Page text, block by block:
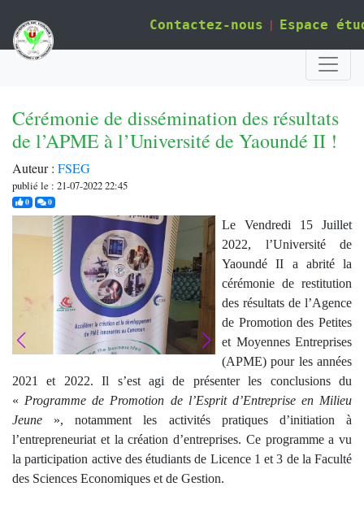
Contactez-nous | Espace
Cérémonie de dissémination des résultats
de l’APME à l’Université de Yaoundé II !
Auteur : FSEG
publié le : 21-07-2022 22:45
0j'aime0commentaires
Le Vendredi 15 Juillet
2022, l’Université de
Yaoundé II a abrité la
cérémonie de restitution
des résultats de l’Agence
de Promotion des Petites
et Moyennes Entreprises
(APME) pour les années
2021 et 2022. Il s’est agi de présenter les conclusions du
« Programme de Promotion de l’Esprit d’Entreprise en Milieu
Jeune », notamment les activités pratiques d’initiation à
l’entrepreneuriat et la création d’entreprises. Ce programme a vu
la participation active des étudiants de Licence 1 et 3 de la Faculté
des Sciences Economiques et de Gestion.